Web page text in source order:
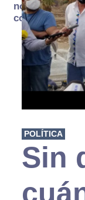
no se
consume
POLÍTICA
Sin